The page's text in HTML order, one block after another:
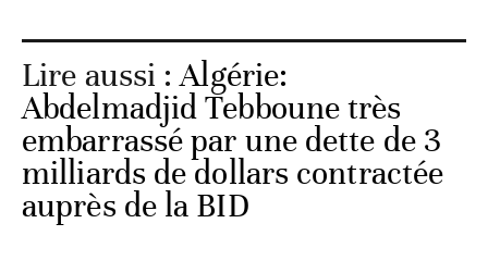
Lire aussi :Algérie:
Abdelmadjid Tebboune très
embarrassé par une dette de 3
milliards de dollars contractée
auprès de la BID